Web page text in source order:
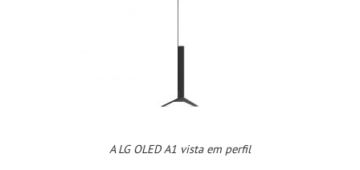
A LG OLED A1 vista em perfil